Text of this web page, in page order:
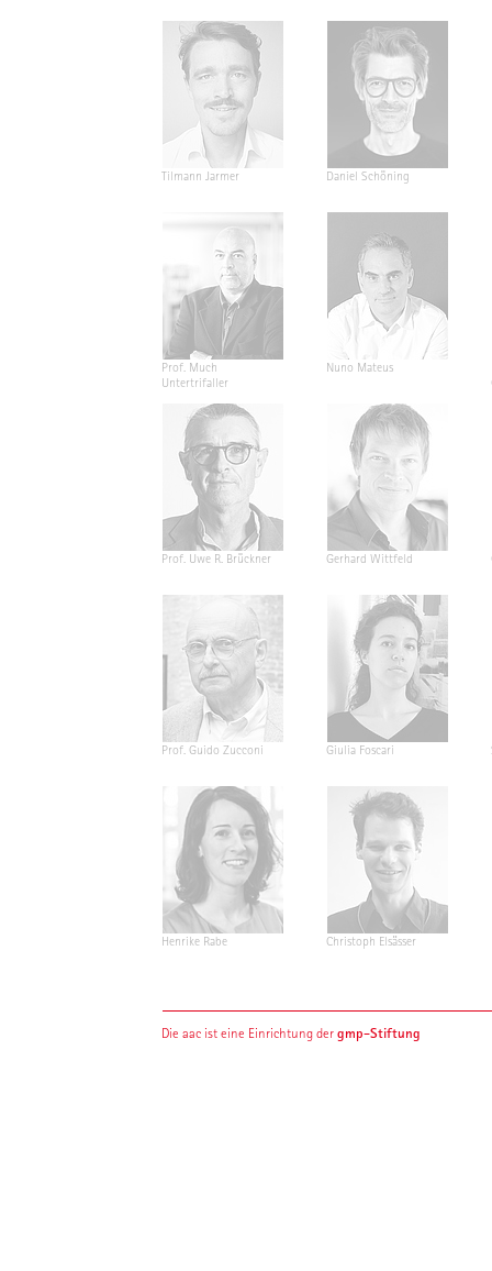
Tilmann Jarmer Daniel Schöning
Prof. Much
Untertrifaller
Nuno Mateus
Prof. Uwe R. Brückner Gerhard Wittfeld
Prof. Guido Zucconi Giulia Foscari
Henrike Rabe Christoph Elsässer
Die aac ist eine Einrichtung dergmp-Stiftung